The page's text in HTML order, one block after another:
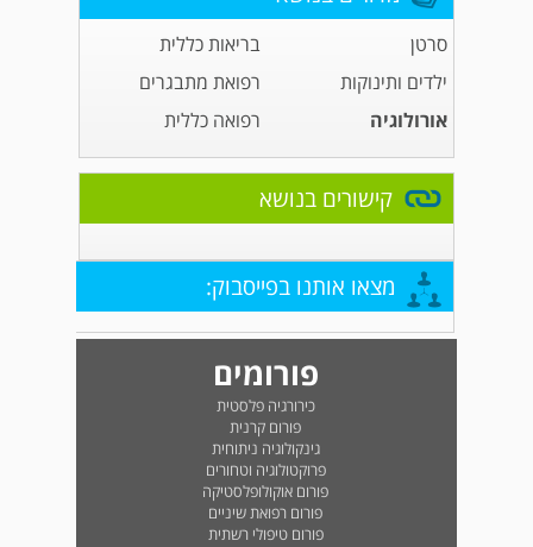
סרטן
בריאות כללית
ילדים ותינוקות
רפואת מתבגרים
אורולוגיה
רפואה כללית
קישורים בנושא
מצאו אותנו בפייסבוק:
פורומים
כירורגיה פלסטית
פורום קרנית
גינקולוגיה ניתוחית
פרוקטולוגיה וטחורים
פורום אוקולופלסטיקה
פורום רפואת שיניים
פורום טיפולי רשתית